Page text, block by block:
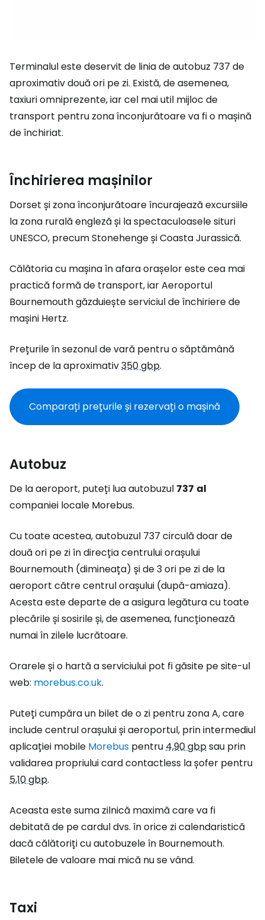
Terminalul este deservit de linia de autobuz 737 de
aproximativ două ori pe zi. Există, de asemenea,
taxiuri omniprezente, iar cel mai util mijloc de
transport pentru zona înconjurătoare va fi o mașină
de închiriat.
Închirierea mașinilor
Dorset și zona înconjurătoare încurajează excursiile
la zona rurală engleză și la spectaculoasele situri
UNESCO, precum Stonehenge și Coasta Jurassică.
Călătoria cu mașina în afara orașelor este cea mai
practică formă de transport, iar Aeroportul
Bournemouth găzduiește serviciul de închiriere de
mașini Hertz.
Prețurile în sezonul de vară pentru o săptămână
încep de la aproximativ350 gbp.
Comparați prețurile și rezervați o mașină
Autobuz
De la aeroport, puteți lua autobuzul 737 al
companiei locale Morebus.
Cu toate acestea, autobuzul 737 circulă doar de
două ori pe zi în direcția centrului orașului
Bournemouth (dimineața) și de 3 ori pe zi de la
aeroport către centrul orașului (după-amiaza).
Acesta este departe de a asigura legătura cu toate
plecările și sosirile și, de asemenea, funcționează
numai în zilele lucrătoare.
Orarele și o hartă a serviciului pot fi găsite pe site-ul
web: morebus.co.uk.
Puteți cumpăra un bilet de o zi pentru zona A, care
include centrul orașului și aeroportul, prin intermediul
aplicației mobile Morebus pentru4,90 gbpsau prin
validarea propriului card contactless la șofer pentru
5,10 gbp.
Aceasta este suma zilnică maximă care va fi
debitată de pe cardul dvs. în orice zi calendaristică
dacă călătoriți cu autobuzele în Bournemouth.
Biletele de valoare mai mică nu se vând.
Taxi